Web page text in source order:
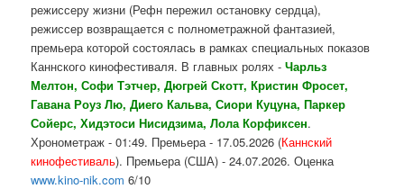
режиссеру жизни (Рефн пережил остановку сердца),
режиссер возвращается с полнометражной фантазией,
премьера которой состоялась в рамках специальных показов
Каннского кинофестиваля. В главных ролях -Чарльз
Мелтон, Софи Тэтчер, Дюгрей Скотт, Кристин Фросет,
Гавана Роуз Лю, Диего Кальва, Сиори Куцуна, Паркер
Сойерс, Хидэтоси Нисидзима, Лола Корфиксен.
Хронометраж - 01:49. Премьера - 17.05.2026 (Каннский
кинофестиваль). Премьера (США) - 24.07.2026. Оценка
www.kino-nik.com 6/10